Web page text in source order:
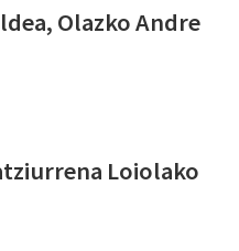
Olazko Andre
Loiolako